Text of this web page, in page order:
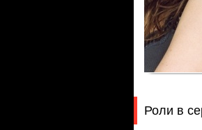
Роли в